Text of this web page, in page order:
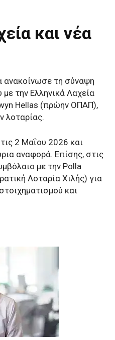
και νέα
ανακοίνωσε τη σύναψη
την Ελληνικά Λαχεία
Hellas (πρώην ΟΠΑΠ),
λοταρίας.
2 Μαΐου 2026 και
αναφορά. Επίσης, στις
με την Polla
Λοταρία Χιλής) για
και